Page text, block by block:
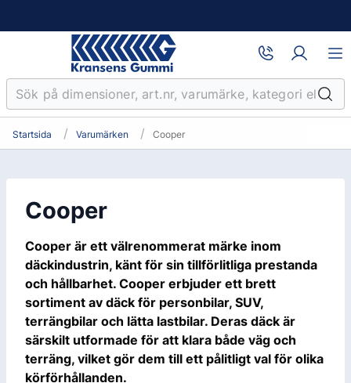
Startsida Varumärken Cooper
Cooper
Cooper är ett välrenommerat märke inom
däckindustrin, känt för sin tillförlitliga prestanda
och hållbarhet. Cooper erbjuder ett brett
sortiment av däck för personbilar, SUV,
terrängbilar och lätta lastbilar. Deras däck är
särskilt utformade för att klara både väg och
terräng, vilket gör dem till ett pålitligt val för olika
körförhållanden.